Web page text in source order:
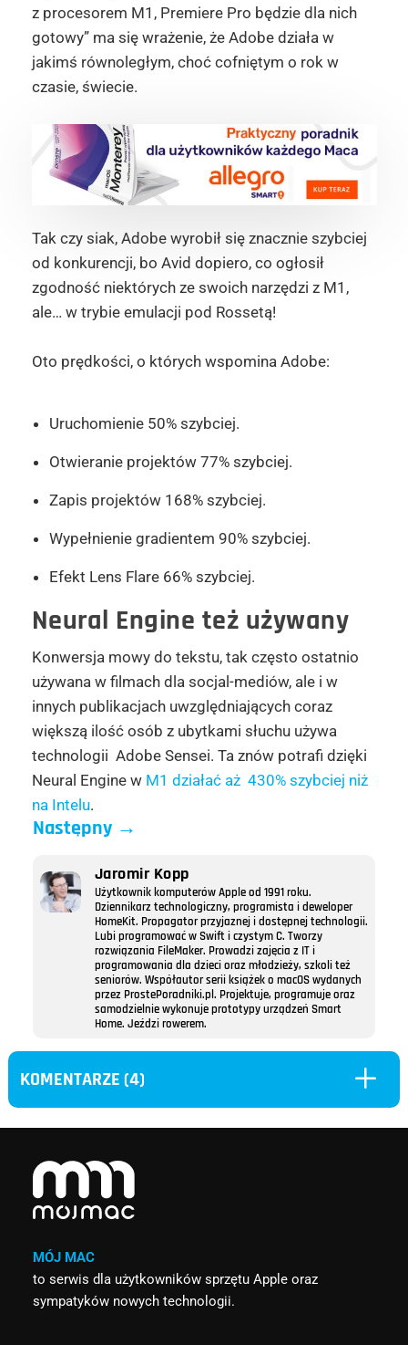
z procesorem M1, Premiere Pro będzie dla nich
gotowy” ma się wrażenie, że Adobe działa w
jakimś równoległym, choć cofniętym o rok w
czasie, świecie.
Tak czy siak, Adobe wyrobił się znacznie szybciej
od konkurencji, bo Avid dopiero, co ogłosił
zgodność niektórych ze swoich narzędzi z M1,
ale… w trybie emulacji pod Rossetą!
Oto prędkości, o których wspomina Adobe:
Uruchomienie 50% szybciej.
Otwieranie projektów 77% szybciej.
Zapis projektów 168% szybciej.
Wypełnienie gradientem 90% szybciej.
Efekt Lens Flare 66% szybciej.
Neural Engine też używany
Konwersja mowy do tekstu, tak często ostatnio
używana w filmach dla socjal-mediów, ale i w
innych publikacjach uwzględniających coraz
większą ilość osób z ubytkami słuchu używa
technologii Adobe Sensei. Ta znów potrafi dzięki
Neural Engine w M1 działać aż 430% szybciej niż
na Intelu.
Następny→
Jaromir Kopp
Użytkownik komputerów Apple od 1991 roku.
Dziennikarz technologiczny, programista i deweloper
HomeKit. Propagator przyjaznej i dostępnej technologii.
Lubi programować w Swift i czystym C. Tworzy
rozwiązania FileMaker. Prowadzi zajęcia z IT i
programowania dla dzieci oraz młodzieży, szkoli też
seniorów. Współautor serii książek o macOS wydanych
przez ProstePoradniki.pl. Projektuje, programuje oraz
samodzielnie wykonuje prototypy urządzeń Smart
Home. Jeździ rowerem.
KOMENTARZE (4) L
MÓJ MAC
to serwis dla użytkowników sprzętu Apple oraz
sympatyków nowych technologii.